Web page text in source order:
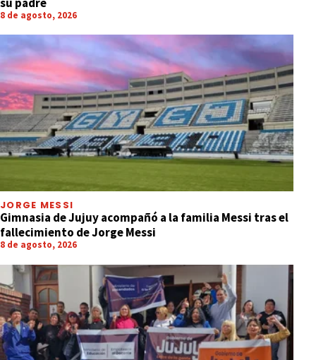
8 de agosto, 2026
JORGE MESSI
Gimnasia de Jujuy acompañó a la familia Messi tras el
fallecimiento de Jorge Messi
8 de agosto, 2026